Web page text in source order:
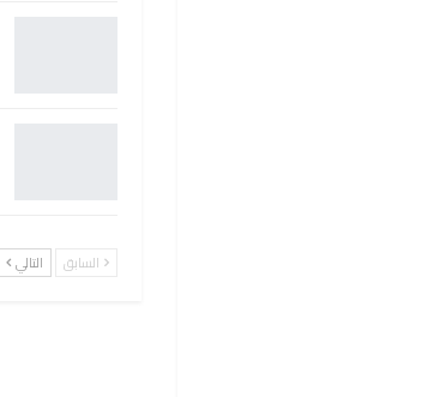
السابق التالي